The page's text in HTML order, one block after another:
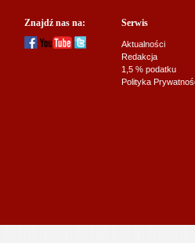
Znajdź nas na: Serwis
Aktualności
Redakcja
1,5 % podatku
Polityka